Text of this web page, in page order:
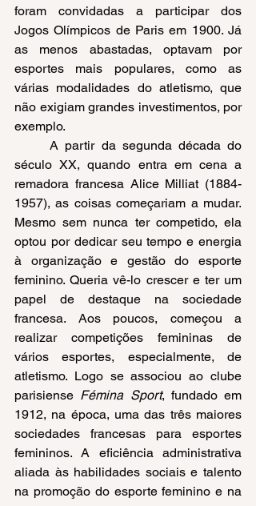
foram convidadas a participar dos
Jogos Olímpicos de Paris em 1900. Já
as menos abastadas, optavam por
esportes mais populares, como as
várias modalidades do atletismo, que
não exigiam grandes investimentos, por
exemplo.
A partir da segunda década do
século XX, quando entra em cena a
remadora francesa Alice Milliat (1884-
1957), as coisas começariam a mudar.
Mesmo sem nunca ter competido, ela
optou por dedicar seu tempo e energia
à organização e gestão do esporte
feminino. Queria vê-lo crescer e ter um
papel de destaque na sociedade
francesa. Aos poucos, começou a
realizar competições femininas de
vários esportes, especialmente, de
atletismo. Logo se associou ao clube
parisiense Fémina Sport, fundado em
1912, na época, uma das três maiores
sociedades francesas para esportes
femininos. A eficiência administrativa
aliada às habilidades sociais e talento
na promoção do esporte feminino e na